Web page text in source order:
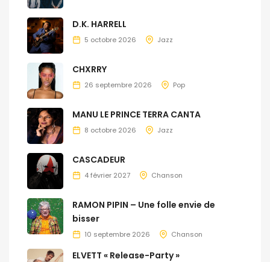
D.K. HARRELL
5 octobre 2026 Jazz
CHXRRY
26 septembre 2026 Pop
MANU LE PRINCE TERRA CANTA
8 octobre 2026 Jazz
CASCADEUR
4 février 2027 Chanson
RAMON PIPIN – Une folle envie de
bisser
10 septembre 2026 Chanson
ELVETT « Release-Party »